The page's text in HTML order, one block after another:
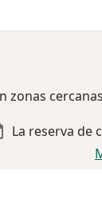
zonas
La reserva de